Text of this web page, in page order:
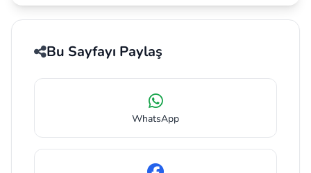
Bu Sayfayı Paylaş
WhatsApp